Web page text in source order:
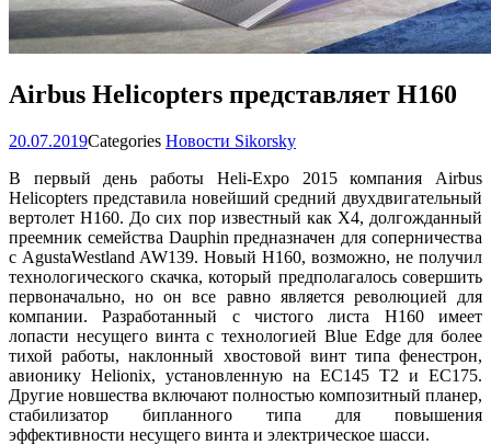
Airbus Helicopters представляет H160
20.07.2019Categories Новости Sikorsky
В первый день работы Heli-Expo 2015 компания Airbus
Helicopters представила новейший средний двухдвигательный
вертолет H160. До сих пор известный как X4, долгожданный
преемник семейства Dauphin предназначен для соперничества
с AgustaWestland AW139. Новый H160, возможно, не получил
технологического скачка, который предполагалось совершить
первоначально, но он все равно является революцией для
компании. Разработанный с чистого листа H160 имеет
лопасти несущего винта с технологией Blue Edge для более
тихой работы, наклонный хвостовой винт типа фенестрон,
авионику Helionix, установленную на EC145 T2 и ЕС175.
Другие новшества включают полностью композитный планер,
стабилизатор бипланного типа для повышения
эффективности несущего винта и электрическое шасси.